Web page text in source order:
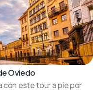
Oviedo
con este tour a pie por